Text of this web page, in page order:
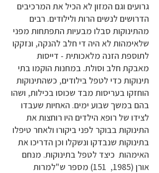
גרועים וגם המזון לא הכיל את המרכיבים
הדרושים לנשים הרות ולילודים. רבים
מהתינוקות סבלו מבעיות התפתחות מפני
שלאימהות לא היה די חלב להנקה, ונזקקו
לתוספת הזנה מלאכותית - דייסות
מאבקת חלב וסולת. במחנות הוקמו בתי
תינוקות כדי לטפל בילודים, כשהתינוקות
הוחזקו בעריסות מבד שכוסו בכילות, ושהו
בהם במשך שבוע ימים. האחיות שעבדו
לצידו של רופא הילדים היו רוחצות את
התינוקות בבוקר לפני ביקורו ולאחר טיפלו
בתינוקות שנבדקו ונשקלו וכן הדריכו את
האימהות כיצד לטפל בתינוקות. מנחם
אורן (1985, 151) מספר ש"למרות